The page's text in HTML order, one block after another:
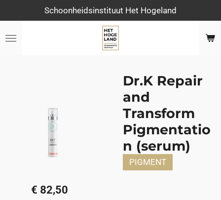
direct
naar
Schoonheidsinstituut Het Hogeland
Dr.K Repair
and
Transform
Pigmentatio
n (serum)
PIGMENT
€ 82,50